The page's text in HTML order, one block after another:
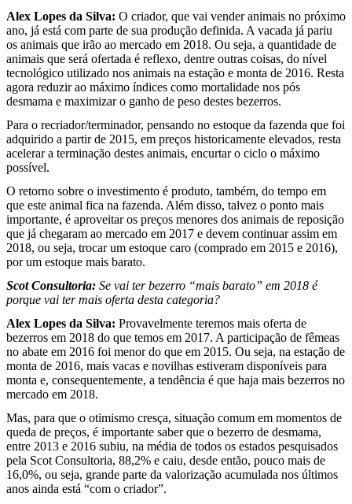
Alex Lopes da Silva: O criador, que vai vender animais no próximo
ano, já está com parte de sua produção definida. A vacada já pariu
os animais que irão ao mercado em 2018. Ou seja, a quantidade de
animais que será ofertada é reflexo, dentre outras coisas, do nível
tecnológico utilizado nos animais na estação e monta de 2016. Resta
agora reduzir ao máximo índices como mortalidade nos pós
desmama e maximizar o ganho de peso destes bezerros.
Para o recriador/terminador, pensando no estoque da fazenda que foi
adquirido a partir de 2015, em preços historicamente elevados, resta
acelerar a terminação destes animais, encurtar o ciclo o máximo
possível.
O retorno sobre o investimento é produto, também, do tempo em
que este animal fica na fazenda. Além disso, talvez o ponto mais
importante, é aproveitar os preços menores dos animais de reposição
que já chegaram ao mercado em 2017 e devem continuar assim em
2018, ou seja, trocar um estoque caro (comprado em 2015 e 2016),
por um estoque mais barato.
Scot Consultoria: Se vai ter bezerro “mais barato” em 2018 é
porque vai ter mais oferta desta categoria?
Alex Lopes da Silva: Provavelmente teremos mais oferta de
bezerros em 2018 do que temos em 2017. A participação de fêmeas
no abate em 2016 foi menor do que em 2015. Ou seja, na estação de
monta de 2016, mais vacas e novilhas estiveram disponíveis para
monta e, consequentemente, a tendência é que haja mais bezerros no
mercado em 2018.
Mas, para que o otimismo cresça, situação comum em momentos de
queda de preços, é importante saber que o bezerro de desmama,
entre 2013 e 2016 subiu, na média de todos os estados pesquisados
pela Scot Consultoria, 88,2% e caiu, desde então, pouco mais de
16,0%, ou seja, grande parte da valorização acumulada nos últimos
anos ainda está “com o criador”.